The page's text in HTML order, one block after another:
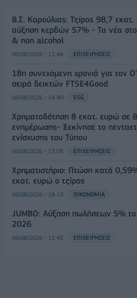
Β.Σ. Καρούλιας: Τζίρος 98,7
αύξηση κερδών 57% - Τα νέα
& non alcohol
06/08/2026 - 11:48 ΕΠΙΧΕΙΡΗΣΕΙΣ
18η συνεχόμενη χρονιά για τον
σειρά δεικτών FTSE4Good
06/08/2026 - 14:40 ESG
Χρηματοδότηση 8 εκατ. ευρώ σε
ενημέρωσης- Ξεκίνησε το
ενίσχυσης του Τύπου
06/08/2026 - 13:05 ΕΠΙΧΕΙΡΗΣΕΙΣ
Χρηματιστήριο: Πτώση κατά
εκατ. ευρώ ο τζίρος
06/08/2026 - 18:10 ΟΙΚΟΝΟΜΙΑ
JUMBO: Αύξηση πωλήσεων 5% το
2026
06/08/2026 - 12:43 ΕΠΙΧΕΙΡΗΣΕΙΣ